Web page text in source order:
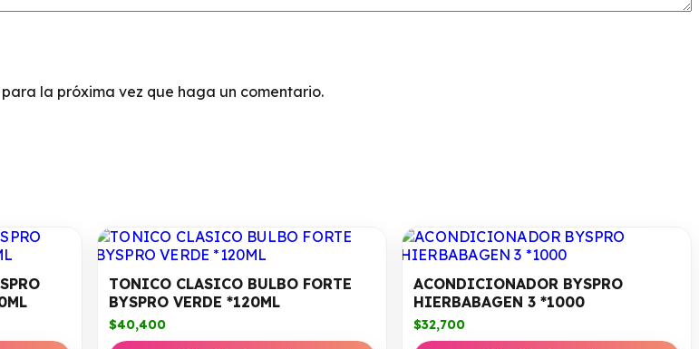
la próxima vez que haga un comentario.
TONICO CLASICO BULBO FORTE
BYSPRO VERDE *120ML
$40,400
ACONDICIONADOR BYSPRO
HIERBABAGEN 3 *1000
$32,700